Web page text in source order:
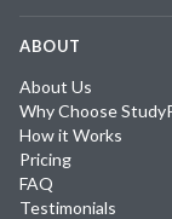
ABOUT
About Us
Why Choose
How it Works
Pricing
FAQ
Testimonials